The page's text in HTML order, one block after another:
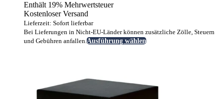
bis
321,00 €
Enthält 19% Mehrwertsteuer
Kostenloser Versand
Lieferzeit: Sofort lieferbar
Bei Lieferungen in Nicht-EU-Länder können zusätzliche Zölle, Steuern
und Gebühren anfallen.Ausführung wählenDieses
auf.